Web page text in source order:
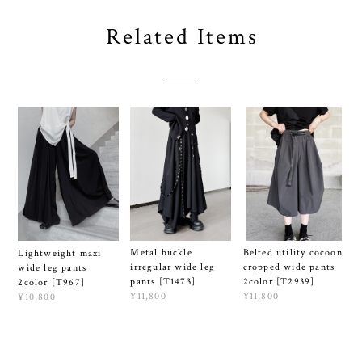
Related Items
Lightweight maxi
wide leg pants
2color [T967]
¥10,800
Metal buckle
irregular wide leg
pants [T1473]
¥11,800
Belted utility cocoon
cropped wide pants
2color [T2939]
¥11,800